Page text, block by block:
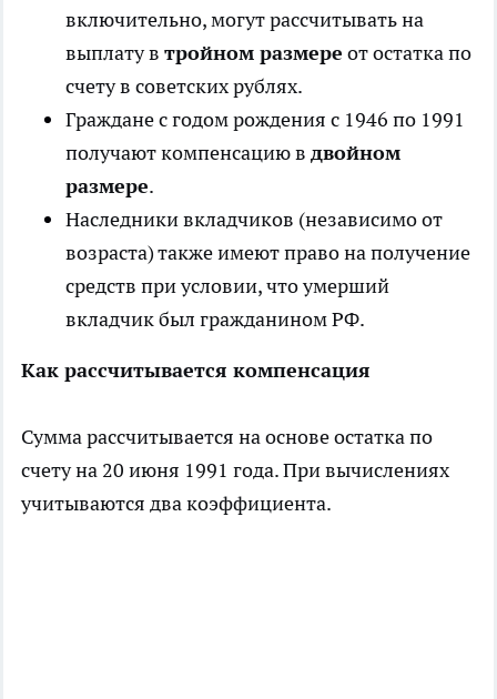
включительно, могут рассчитывать на
выплату в тройном размере от остатка по
счету в советских рублях.
Граждане с годом рождения с 1946 по 1991
получают компенсацию в двойном
размере.
Наследники вкладчиков (независимо от
возраста) также имеют право на получение
средств при условии, что умерший
вкладчик был гражданином РФ.
Как рассчитывается компенсация
Сумма рассчитывается на основе остатка по
счету на 20 июня 1991 года. При вычислениях
учитываются два коэффициента.